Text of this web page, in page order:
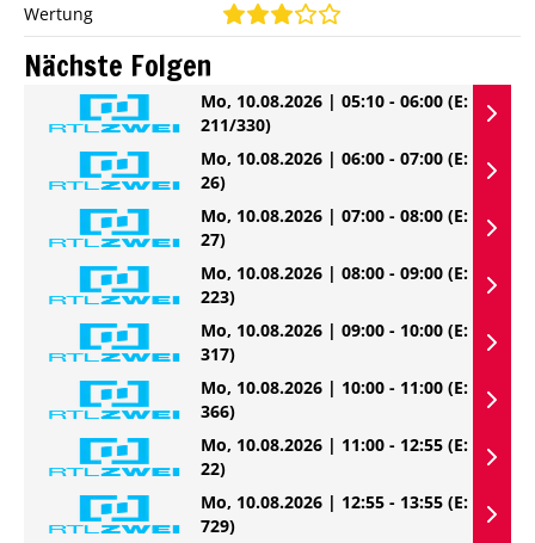
Wertung
Nächste Folgen
Mo, 10.08.2026 | 05:10 - 06:00 (E:
211/330)
Mo, 10.08.2026 | 06:00 - 07:00 (E:
26)
Mo, 10.08.2026 | 07:00 - 08:00 (E:
27)
Mo, 10.08.2026 | 08:00 - 09:00 (E:
223)
Mo, 10.08.2026 | 09:00 - 10:00 (E:
317)
Mo, 10.08.2026 | 10:00 - 11:00 (E:
366)
Mo, 10.08.2026 | 11:00 - 12:55 (E:
22)
Mo, 10.08.2026 | 12:55 - 13:55 (E:
729)